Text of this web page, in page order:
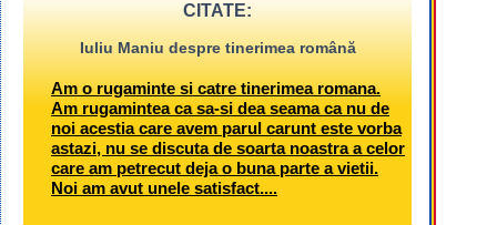
CITATE:
Iuliu Maniu despre tinerimea română
Am o rugaminte si catre tinerimea romana.
Am rugamintea ca sa-si dea seama ca nu de
noi acestia care avem parul carunt este vorba
astazi, nu se discuta de soarta noastra a celor
care am petrecut deja o buna parte a vietii.
Noi am avut unele satisfact....